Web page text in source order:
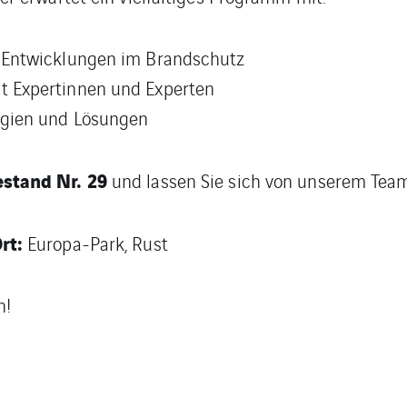
im Brandschutz
und Experten
und Lösungen
Nr. 29und lassen Sie sich von unserem
Europa-Park, Rust